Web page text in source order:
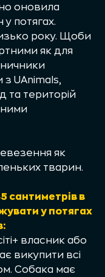
оновила
потягах.
року. Щоби
як для
з UAnimals,
та територій
як
тварин.
сантиметрів в
у потягах
власник або
викупити всі
Собака має